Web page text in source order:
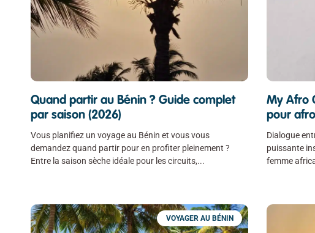
Quand partir au Bénin ? Guide complet
par saison (2026)
Vous planifiez un voyage au Bénin et vous vous
demandez quand partir pour en profiter pleinement ?
Entre la saison sèche idéale pour les circuits,
My Afro
pour
Dialogue
puissante
femme
VOYAGER AU BÉNIN